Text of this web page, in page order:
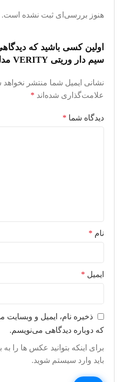
هنوز بررسی‌ای ثبت نشده است.
اولین کسی باشید که
سیم دار وریتی VERITY مدل V-KB6122”
نشانی ایمیل شما منتشر
علامت‌گذاری شده‌اند *
دیدگاه شما *
نام *
ایمیل *
ذخیره نام، ایمیل و وبسایت
که دوباره دیدگاهی می‌نویسم.
برای اینکه بتوانید عکس ها را
باید وارد سیستم شوید.